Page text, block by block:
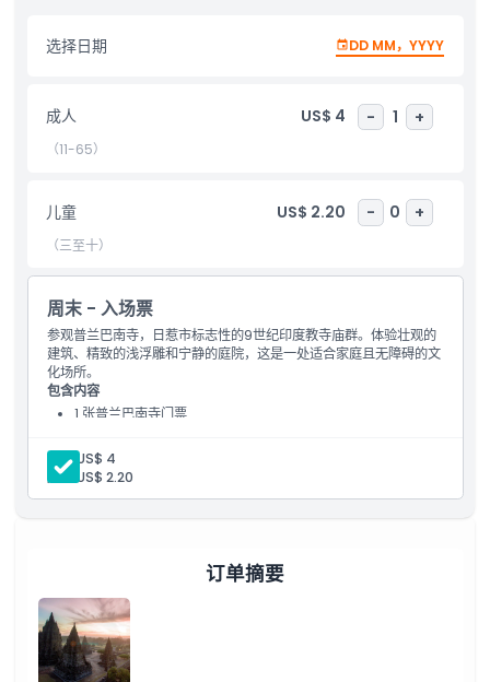
默拉皮火山风光为背景照片的绝佳时机。普兰巴南还举办传统的罗摩
衍那舞蹈表演，为体验增添音乐、舞蹈和文化色彩。这里的氛围安
兰巴南寺庙是文化爱好者、历史迷和摄影师必访之地。这里，每一块
石头都讲述着故事，古老的美丽至今依然璀璨。
儿童成人政策
排除项
不适合
条款与条件
选择日期 DD MM，YYYY
成人 US$ 4 - 1 +
（11-65）
儿童 US$ 2.20 - 0 +
（三至十）
周末 - 入场票
参观普兰巴南寺，日惹市标志性的9世纪印度教寺庙群。体验壮观的
建筑、精致的浅浮雕和宁静的庭院，这是一处适合家庭且无障碍的文
化场所。
包含内容
1 张普兰巴南寺门票
成人: US$ 4
儿童:
US$ 2.20
订单摘要